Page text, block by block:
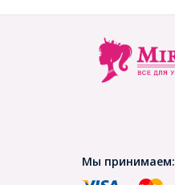
Мы принимаем: